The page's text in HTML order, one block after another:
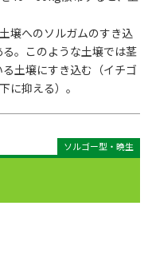
壌へのソルガムのすき込
。このような土壌では茎
土壌にすき込む（イチゴ
に抑える）。
ソルゴー型・晩生